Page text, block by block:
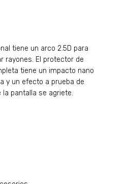
tiene un arco 2.5D para
rayones. El protector de
tiene un impacto nano
y un efecto a prueba de
pantalla se agriete.